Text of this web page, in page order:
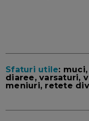
Sfaturi utile:
diaree, varsaturi,
meniuri, retete